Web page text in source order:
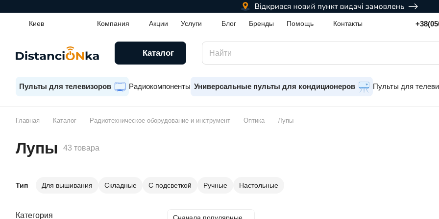
Киев Компания Акции Услуги Блог Бренды Помощь Контакты
Каталог
Пульты для телевизоров Радиокомпоненты Универсальные пульты для кондиционеров Пульты для
Главная Каталог Радиотехническое оборудование и инструмент Оптика Лупы
Лупы 43 товара
Тип Для вышивания Складные С подсветкой Ручные Настольные
Категория